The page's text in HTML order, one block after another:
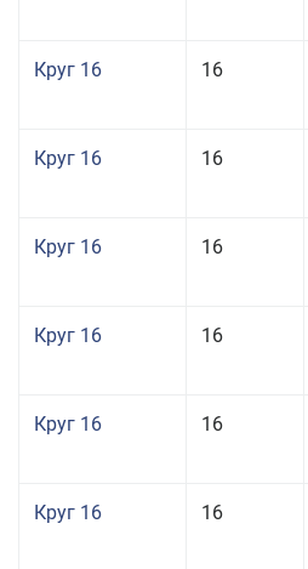
Круг 16 16
Круг 16 16
Круг 16 16
Круг 16 16
Круг 16 16
Круг 16 16